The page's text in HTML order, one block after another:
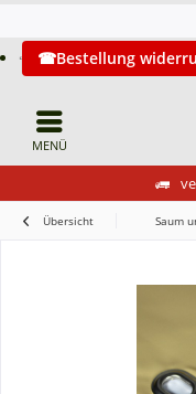
MENÜ
Bestellung
Übersicht Saum